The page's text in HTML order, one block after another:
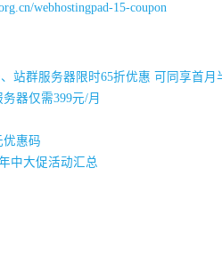
webhostingpad-15-coupon
站群服务器限时65折优惠 可同享首月
器仅需399元/月
优惠码
中大促活动汇总